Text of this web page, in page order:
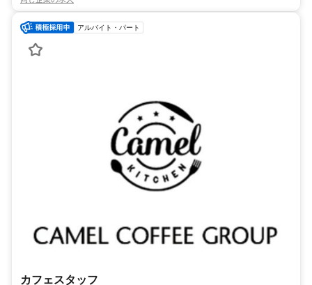
アルバイト・パート
カフェスタッフ